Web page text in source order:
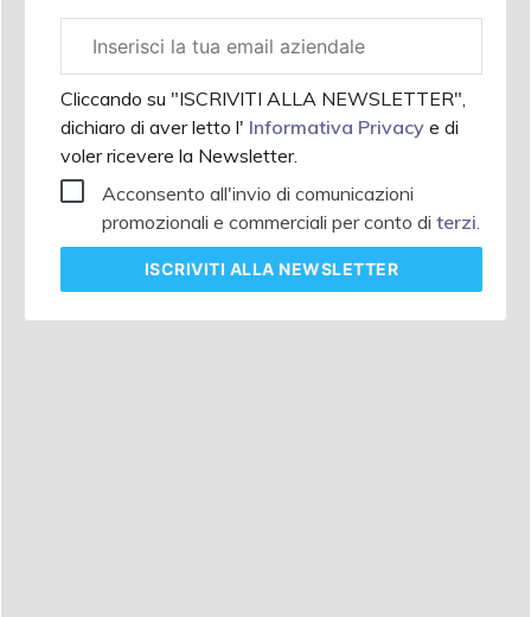
aziendale
Cliccando su "ISCRIVITI ALLA NEWSLETTER",
dichiaro di aver letto l' Informativa Privacy e di
voler ricevere la Newsletter.
Acconsento all'invio di comunicazioni
promozionali e commerciali per conto di terzi.
ISCRIVITI ALLA NEWSLETTER